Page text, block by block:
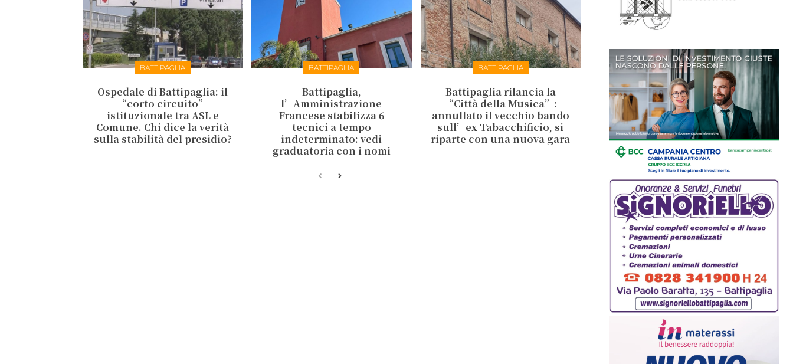
BATTIPAGLIA
Ospedale di Battipaglia: il
“corto circuito”
istituzionale tra ASL e
Comune. Chi dice la verità
sulla stabilità del presidio?
BATTIPAGLIA
Battipaglia,
l’Amministrazione
Francese stabilizza 6
tecnici a tempo
indeterminato: vedi
graduatoria con i nomi
BATTIPAGLIA
Battipaglia rilancia la
“Città della Musica”:
annullato il vecchio bando
sull’ex Tabacchificio, si
riparte con una nuova gara